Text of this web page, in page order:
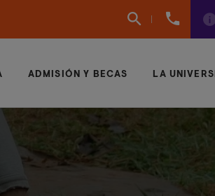
961
ADMISIÓN Y BECAS LA